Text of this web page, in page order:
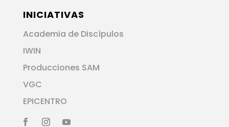
INICIATIVAS
Academia de Discípulos
IWIN
Producciones SAM
VGC
EPICENTRO